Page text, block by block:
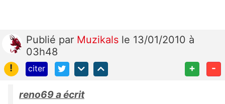
Publié par Muzikals le 13/01/2010 à
03h48
!
citer + -
reno69 a écrit